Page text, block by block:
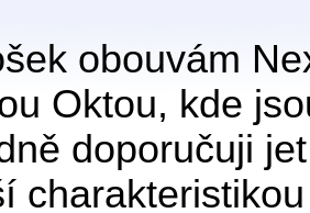
obouvám
Oktou, kde
doporučuji